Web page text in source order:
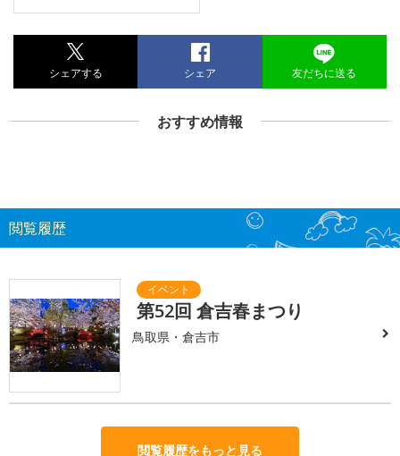
シェアする シェア 友だちに送る
おすすめ情報
閲覧履歴
第52回 倉吉春まつり
鳥取県・倉吉市
閲覧履歴をもっと見る